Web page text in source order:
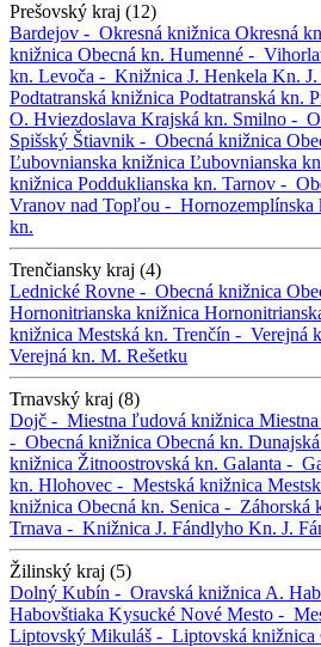
Prešovský kraj (12)
Bardejov - Okresná knižnica Okresná
knižnica Obecná kn. Humenné -
kn. Levoča - Knižnica J. Henkela Kn. J.
Podtatranská knižnica Podtatranská kn.
O. Hviezdoslava Krajská kn. Smilno -
Spišský Štiavnik - Obecná knižnica
Ľubovnianska knižnica Ľubovnianska
knižnica Podduklianska kn. Tarnov -
Vranov nad Topľou - Hornozemplínska
kn.
Trenčiansky kraj (4)
Lednické Rovne - Obecná knižnica
Hornonitrianska knižnica
knižnica Mestská kn. Trenčín - Verejná
Verejná kn. M. Rešetku
Trnavský kraj (8)
Dojč - Miestna ľudová knižnica
- Obecná knižnica Obecná kn.
knižnica Žitnoostrovská kn. Galanta -
kn. Hlohovec - Mestská knižnica
knižnica Obecná kn. Senica - Záhorská
Trnava - Knižnica J. Fándlyho Kn. J.
Žilinský kraj (5)
Dolný Kubín - Oravská knižnica A.
Habovštiaka Kysucké Nové Mesto -
Liptovský Mikuláš - Liptovská knižnica